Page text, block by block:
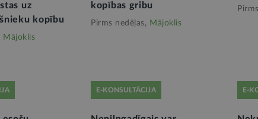
uz
kopību
Mājoklis
kopības gribu
Pirms nedēļas, Mājoklis
E-KONSULTĀCIJA E-